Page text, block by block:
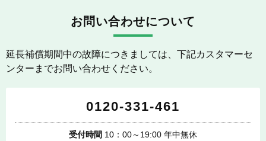
お問い合わせについて
延長補償期間中の故障につきましては、下記カスタマーセ
ンターまでお問い合わせください。
0120-331-461
受付時間 10：00～19:00 年中無休